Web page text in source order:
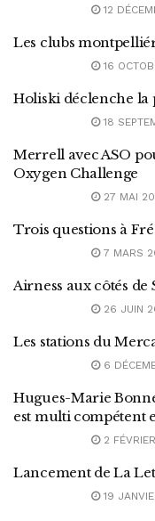
12
Les clubs
16
Holiski déclenche la
18
Merrell avec ASO
Oxygen Challenge
27 MAI
Trois questions à
7 MARS
Airness aux côtés de
26 JUIN
Les stations du
6
Hugues-Marie
est multi compétent
2
Lancement de La
19